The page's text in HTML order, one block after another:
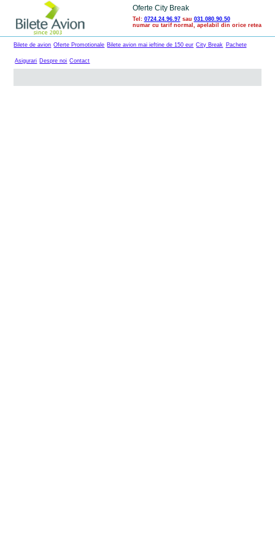
Oferte City Break
Tel: 0724.24.96.97sau 031.080.90.50
numar cu tarif normal, apelabil din orice retea
Bilete de avion Oferte Promotionale Bilete avion mai ieftine de 150 eur City Break Pachete
Asigurari Despre noi Contact